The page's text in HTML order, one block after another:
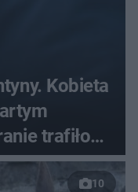
Kobieta
trafiło
10